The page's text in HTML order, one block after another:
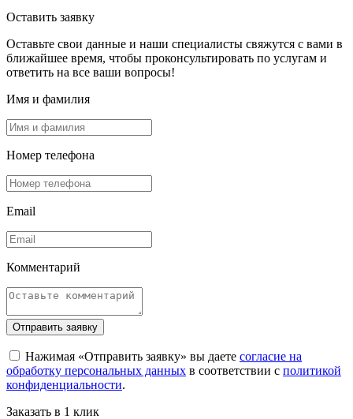
Оставить заявку
Оставьте свои данные и наши специалисты свяжутся с вами в
ближайшее время, чтобы проконсультировать по услугам и
ответить на все ваши вопросы!
Имя и фамилия
Номер телефона
Email
Комментарий
Отправить заявку
Нажимая «Отправить заявку» вы даете согласие на
обработку персональных данных в соответствии с политикой
конфиденциальности.
Заказать в 1 клик